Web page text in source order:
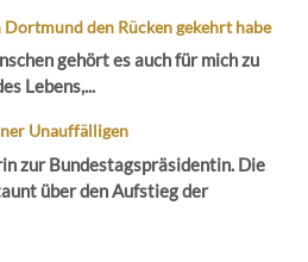
den Rücken gekehrt habe
gehört es auch für mich zu
Lebens,...
Unauffälligen
zur Bundestagspräsidentin. Die
über den Aufstieg der